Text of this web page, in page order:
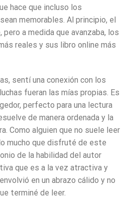
hace que incluso los
memorables. Al principio, el
a medida que avanzaba, los
reales y sus libro online​ más
sentí una conexión con los
fueran las mías propias. Es
perfecto para una lectura
de manera ordenada y la
Como alguien que no suele leer
mucho que disfruté de este
de la habilidad del autor
que es a la vez atractiva y
en un abrazo cálido y no
terminé de leer.